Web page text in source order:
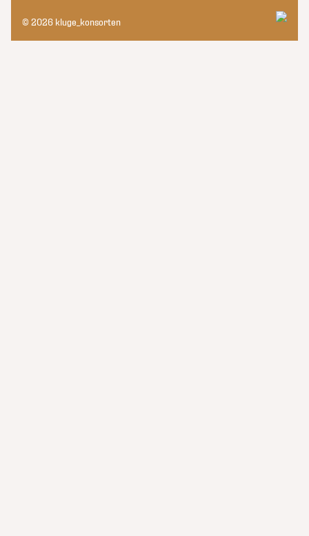
© 2026 kluge_konsorten